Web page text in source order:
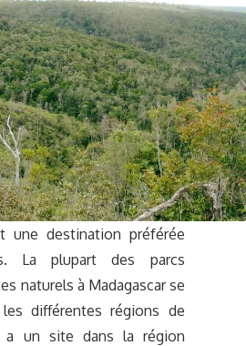
une destination préférée
La plupart des parcs
naturels à Madagascar se
différentes régions de
a un site dans la région